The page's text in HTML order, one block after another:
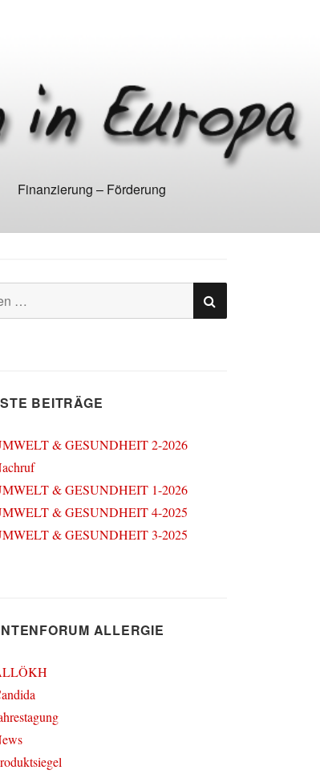
Finanzierung – Förderung
SUCHEN
BEITRÄGE
& GESUNDHEIT 2-2026
& GESUNDHEIT 1-2026
& GESUNDHEIT 4-2025
& GESUNDHEIT 3-2025
ALLERGIE